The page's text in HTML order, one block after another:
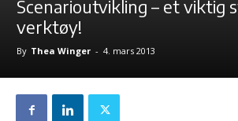
Scenarioutvikling – et viktig
verktøy!
By Thea Winger - 4. mars 2013